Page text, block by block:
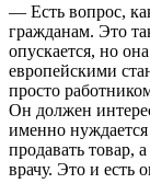
— Есть вопрос,
гражданам. Это
опускается, но
европейскими
просто
Он должен
именно нуждается
продавать товар,
врачу. Это и есть